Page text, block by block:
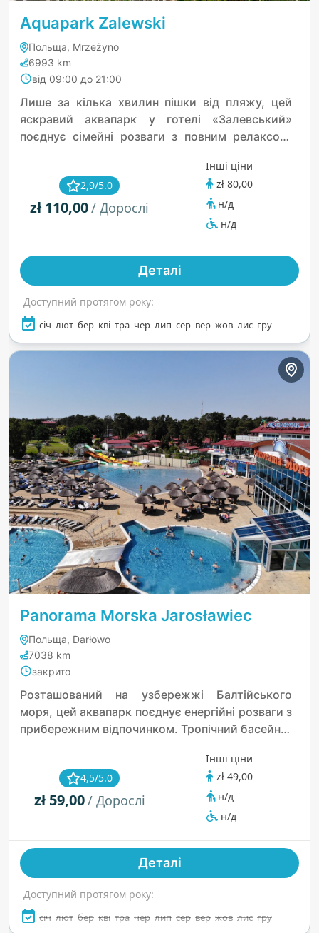
Aquapark Zalewski
Польща, Mrzeżyno
6993 km
від 09:00 до 21:00
Лише за кілька хвилин пішки від пляжу, цей
яскравий аквапарк у готелі «Залевський»
поєднує сімейні розваги з повним релаксом.
повітрі, відважуйтеся на дику річку або
розслабляйтеся в тематичних джакузі та
саунах. Діти будуть у захваті від зони з
бризками, де є піратські кораблі та морські
велнесу або відкритого спа. Тут є щось для
кожного віку — це водний рай біля моря цілий
2,9/5.0
zł 110,00/ Дорослі
Інші ціни
zł 80,00
н/д
н/д
Деталі
Доступний протягом року:
січ лют бер кві тра чер лип сер вер жов лис гру
Panorama Morska Jarosławiec
Польща, Darłowo
7038 km
закрито
Розташований на узбережжі Балтійського
моря, цей аквапарк поєднує енергійні розваги з
прибережним відпочинком. Тропічний басейн із
масажними гейзерами створює атмосферу, а
швидкі гірки дарують заряд адреналіну. Для
спокійніших моментів є парова зона та гротова
сауна з водоспадом. Це цілорічний куточок, де
4,5/5.0
zł 59,00/ Дорослі
Інші ціни
zł 49,00
н/д
н/д
Деталі
Доступний протягом року:
січ лют бер кві тра чер лип сер вер жов лис гру